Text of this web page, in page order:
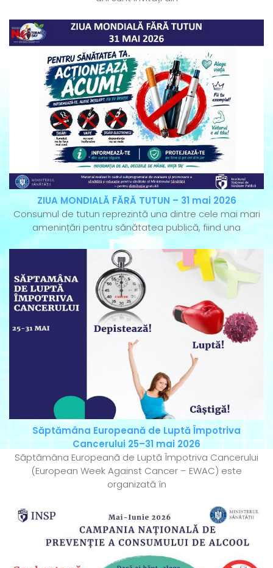
ZIUA MONDIALĂ FĂRĂ TUTUN – 31 mai 2026
Consumul de tutun reprezintă una dintre cele mai mari
amenințări pentru sănătatea publică, fiind una
Săptămâna Europeană de Luptă Împotriva
Cancerului 25–31 mai 2026
Săptămâna Europeană de Luptă Împotriva Cancerului
(European Week Against Cancer – EWAC) este
organizată în